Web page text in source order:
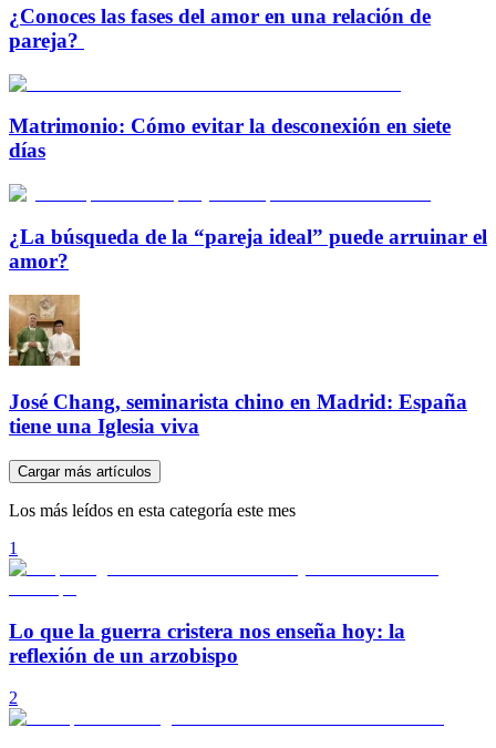
¿Conoces las fases del amor en una relación de
pareja?
Matrimonio: Cómo evitar la desconexión en siete
días
¿La búsqueda de la “pareja ideal” puede arruinar el
amor?
José Chang, seminarista chino en Madrid: España
tiene una Iglesia viva
Cargar más artículos
Los más leídos en esta categoría este mes
1
Lo que la guerra cristera nos enseña hoy: la
reflexión de un arzobispo
2